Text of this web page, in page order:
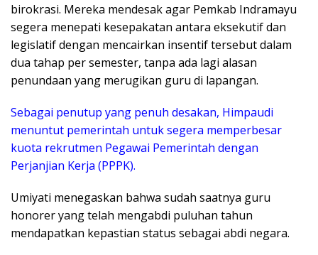
birokrasi. Mereka mendesak agar Pemkab Indramayu
segera menepati kesepakatan antara eksekutif dan
legislatif dengan mencairkan insentif tersebut dalam
dua tahap per semester, tanpa ada lagi alasan
penundaan yang merugikan guru di lapangan.
Sebagai penutup yang penuh desakan, Himpaudi
menuntut pemerintah untuk segera memperbesar
kuota rekrutmen Pegawai Pemerintah dengan
Perjanjian Kerja (PPPK).
Umiyati menegaskan bahwa sudah saatnya guru
honorer yang telah mengabdi puluhan tahun
mendapatkan kepastian status sebagai abdi negara.